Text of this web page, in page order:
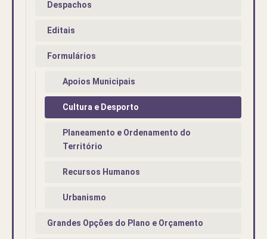
Despachos
Editais
Formulários
Apoios Municipais
Cultura e Desporto
Planeamento e Ordenamento do
Território
Recursos Humanos
Urbanismo
Grandes Opções do Plano e Orçamento